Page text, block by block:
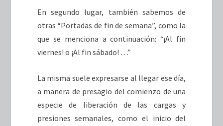
En segundo lugar, también sabemos de
otras “Portadas de fin de semana”, como la
que se menciona a continuación: “¡Al fin
viernes! o ¡Al fin sábado! …”
La misma suele expresarse al llegar ese día,
a manera de presagio del comienzo de una
especie de liberación de las cargas y
presiones semanales, como el inicio del